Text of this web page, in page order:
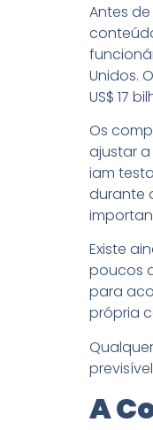
Antes
Unidos.
US$ 17
Os
ajustar
iam
durante
Existe
poucos
para
própria
A